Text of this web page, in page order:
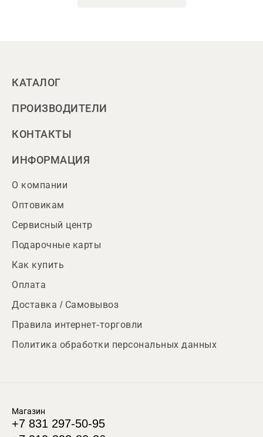
КАТАЛОГ
ПРОИЗВОДИТЕЛИ
КОНТАКТЫ
ИНФОРМАЦИЯ
О компании
Оптовикам
Сервисный центр
Подарочные карты
Как купить
Оплата
Доставка / Самовывоз
Правила интернет-торговли
Политика обработки персональных данных
Магазин
+7 831 297-50-95